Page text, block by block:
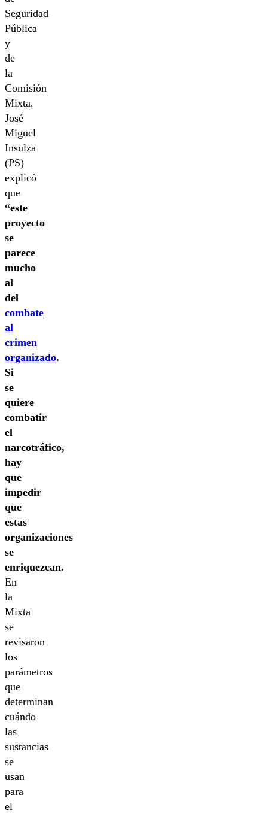
Seguridad
Pública
y
de
la
Comisión
Mixta,
José
Miguel
Insulza
(PS)
explicó
que
“este
proyecto
se
parece
mucho
al
del
combate
al
crimen
organizado.
Si
se
quiere
combatir
el
narcotráfico,
hay
que
impedir
que
estas
organizaciones
se
enriquezcan.
En
la
Mixta
se
revisaron
los
parámetros
que
determinan
cuándo
las
sustancias
se
usan
para
el